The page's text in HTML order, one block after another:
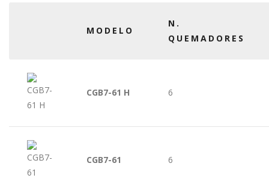
MODELO
N.
QUEMADORES
CGB7-61 H 6
CGB7-61 6